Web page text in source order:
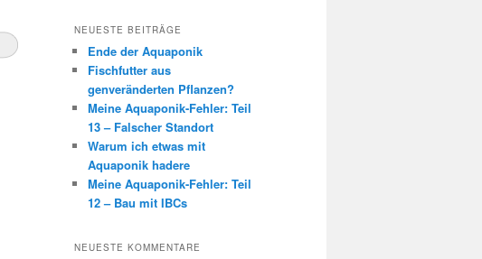
h
NEUESTE BEITRÄGE
Ende der Aquaponik
Fischfutter aus
genveränderten Pflanzen?
Meine Aquaponik-Fehler: Teil
13 – Falscher Standort
Warum ich etwas mit
Aquaponik hadere
Meine Aquaponik-Fehler: Teil
12 – Bau mit IBCs
NEUESTE KOMMENTARE